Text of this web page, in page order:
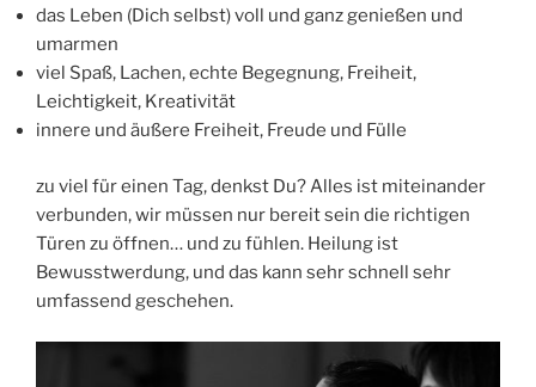
das Leben (Dich selbst) voll und ganz genießen und
umarmen
viel Spaß, Lachen, echte Begegnung, Freiheit,
Leichtigkeit, Kreativität
innere und äußere Freiheit, Freude und Fülle
zu viel für einen Tag, denkst Du? Alles ist miteinander
verbunden, wir müssen nur bereit sein die richtigen
Türen zu öffnen… und zu fühlen. Heilung ist
Bewusstwerdung, und das kann sehr schnell sehr
umfassend geschehen.